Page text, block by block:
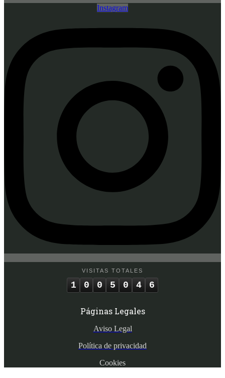
Instagram
VISITAS TOTALES
1 0 0 5 0 4 6
Páginas Legales
Aviso Legal
Política de privacidad
Cookies